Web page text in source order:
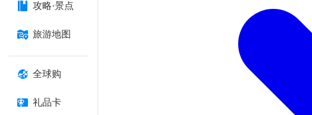
攻略·景点
旅游地图
全球购
礼品卡